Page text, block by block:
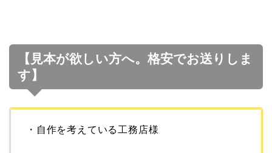
【見本が欲しい方へ。格安でお送りしま
す】
・自作を考えている工務店様